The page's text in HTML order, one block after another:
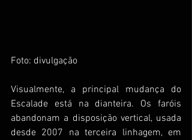
Foto: divulgação
Visualmente, a principal mudança do
Escalade está na dianteira. Os faróis
abandonam a disposição vertical, usada
desde 2007 na terceira linhagem, em